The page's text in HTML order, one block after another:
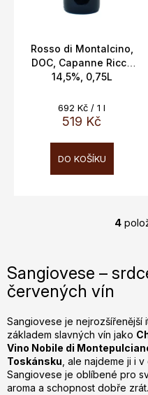
Rosso di Montalcino,
DOC, Capanne Ricci,
14,5%, 0,75L
519 Kč
Měrná
cena:
692 Kč / 1 l
DO KOŠÍKU
4
Sangiovese –
červených vín
Sangiovese je nejrozšířenější
základem slavných vín jako
Vino Nobile di
Toskánsku , ale najdeme ji i
Sangiovese je oblíbené pro
aroma a schopnost dobře zrát.